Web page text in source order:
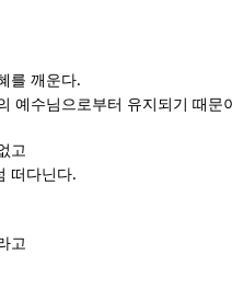
를 깨운다.
예수님으로부터 유지되기 때문
고
떠다닌다.
고